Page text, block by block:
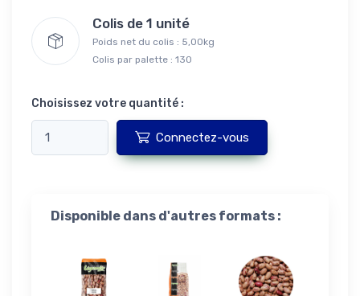
Colis de 1 unité
Poids net du colis : 5,00kg
Colis par palette : 130
Choisissez votre quantité :
Connectez-vous
Disponible dans d'autres formats :